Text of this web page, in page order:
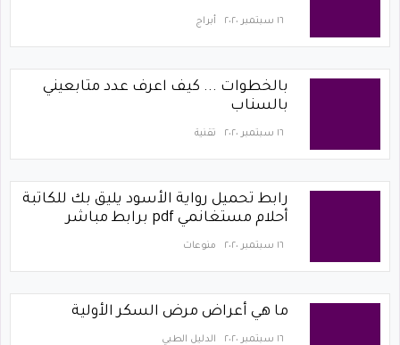
١٦ سبتمبر ٢٠٢٠ أبراج
بالخطوات ... كيف اعرف عدد متابعيني
بالسناب
١٦ سبتمبر ٢٠٢٠ تقنية
رابط تحميل رواية الأسود يليق بك للكاتبة
أحلام مستغانمي pdf برابط مباشر
١٦ سبتمبر ٢٠٢٠ منوعات
ما هي أعراض مرض السكر الأولية
١٦ سبتمبر ٢٠٢٠ الدليل الطبي